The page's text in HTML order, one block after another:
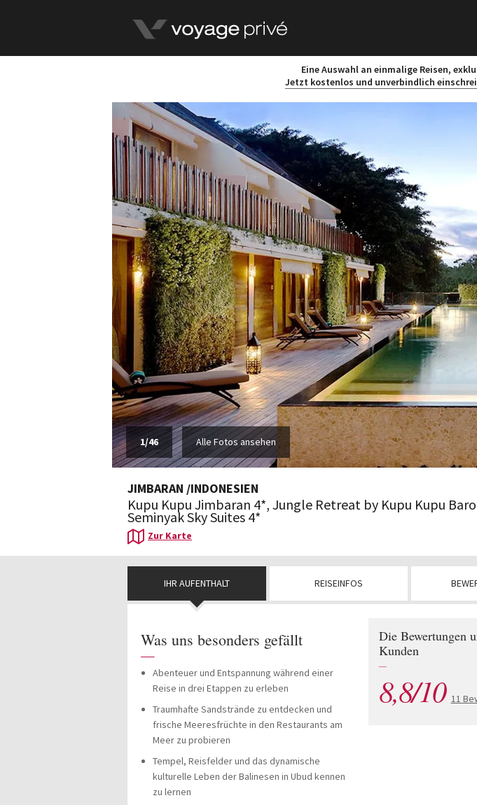
Eine Auswahl an einmalige Reisen,
Jetzt kostenlos und unverbindlich
1/46 Alle Fotos ansehen
JIMBARAN /INDONESIEN
Kupu Kupu Jimbaran 4*, Jungle Retreat by Kupu Kupu
Seminyak Sky Suites 4*
Zur Karte
IHR AUFENTHALT REISEINFOS
Was uns besonders gefällt
—
Abenteuer und Entspannung während einer
Reise in drei Etappen zu erleben
Traumhafte Sandstrände zu entdecken und
frische Meeresfrüchte in den Restaurants am
Meer zu probieren
Tempel, Reisfelder und das dynamische
kulturelle Leben der Balinesen in Ubud kennen
zu lernen
Die Bewertungen
Kunden
—
8,8/10 11